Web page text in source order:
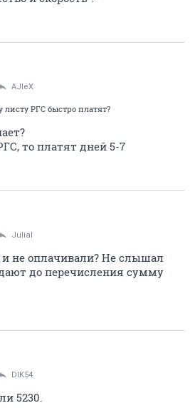
AJIeX
РГС быстро платят?
то платят дней 5-7
Julial
и не оплачивали? Не слышал
до перечисления сумму
DIK54
5230.